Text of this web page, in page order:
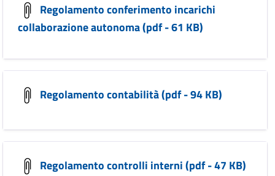
Regolamento conferimento incarichi
collaborazione autonoma (pdf - 61 KB)
Regolamento contabilità (pdf - 94 KB)
Regolamento controlli interni (pdf - 47 KB)